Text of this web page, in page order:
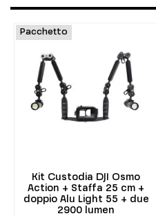
Pacchetto
Kit Custodia DJI Osmo
Action + Staffa 25 cm +
doppio Alu Light 55 + due
2900 lumen